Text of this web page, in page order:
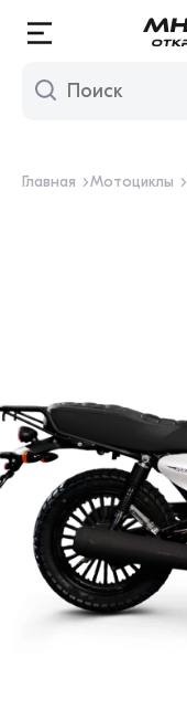
Главная Мотоциклы